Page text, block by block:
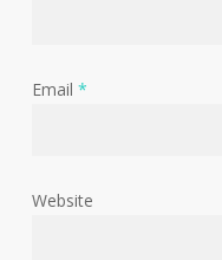
Email *
Website